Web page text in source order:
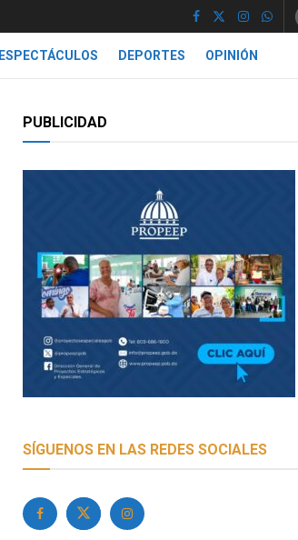
ESPECTÁCULOS DEPORTES OPINIÓN
PUBLICIDAD
SÍGUENOS EN LAS REDES SOCIALES